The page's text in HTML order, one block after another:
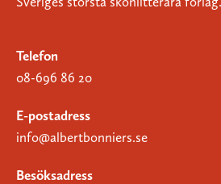
Telefon
08-696 86 20
E-postadress
info@albertbonniers.se
Besöksadress